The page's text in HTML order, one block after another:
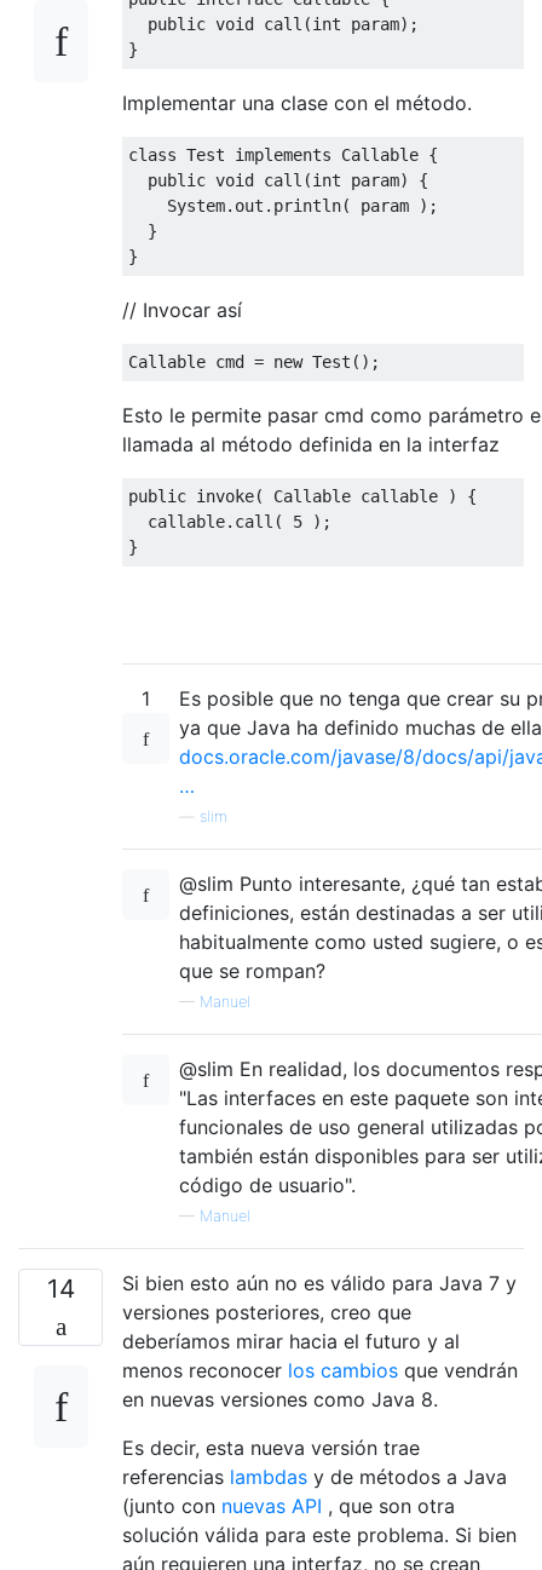
public void call (int param);
}
Implementar una clase con el método.
class Test implements Callable {
public void call (int param)
{
System. out . println( param
);
}
}
// Invocar así
Callable cmd = new Test ();
Esto le permite pasar cmd como parámetro
llamada al método definida en la interfaz
public invoke( Callable callable )
{
  callable
. call ( 5
);
}
1
Es posible que no tenga que crear su
ya que Java ha definido muchas de
docs.oracle.com/javase/8/docs/api/
…
slim
@slim Punto interesante, ¿qué tan
definiciones, están destinadas a ser
habitualmente como usted sugiere, o
que se rompan?
— Manuel
@slim En realidad, los documentos
"Las interfaces en este paquete son
funcionales de uso general utilizadas
también están disponibles para ser
código de usuario".
— Manuel
14
Si bien esto aún no es válido para Java 7 y
versiones posteriores, creo que
deberíamos mirar hacia el futuro y al
menos reconocer los cambios que vendrán
en nuevas versiones como Java 8.
Es decir, esta nueva versión trae
referencias lambdas y de métodos a Java
(junto con nuevas API , que son otra
solución válida para este problema. Si bien
aún requieren una interfaz, no se crean